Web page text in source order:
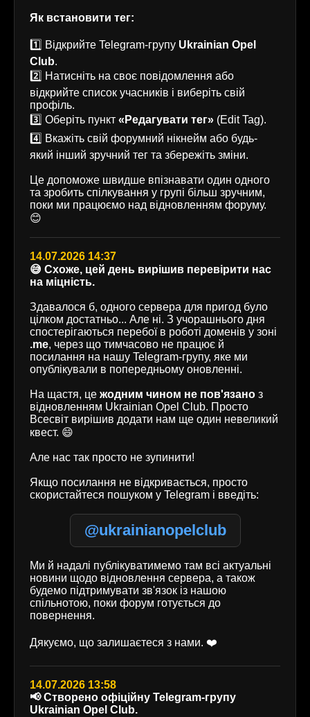
Як встановити тег:
1️⃣ Відкрийте Telegram-групу Ukrainian Opel
Club.
2️⃣ Натисніть на своє повідомлення або
відкрийте список учасників і виберіть свій
профіль.
3️⃣ Оберіть пункт «Редагувати тег» (Edit Tag).
4️⃣ Вкажіть свій форумний нікнейм або будь-
який інший зручний тег та збережіть зміни.
Це допоможе швидше впізнавати один одного
та зробить спілкування у групі більш зручним,
поки ми працюємо над відновленням форуму.
😊
14.07.2026 14:37
😅 Схоже, цей день вирішив перевірити нас
на міцність.
Здавалося б, одного сервера для пригод було
цілком достатньо... Але ні. З учорашнього дня
спостерігаються перебої в роботі доменів у зоні
.me, через що тимчасово не працює й
посилання на нашу Telegram-групу, яке ми
опублікували в попередньому оновленні.
На щастя, це жодним чином не пов'язано з
відновленням Ukrainian Opel Club. Просто
Всесвіт вирішив додати нам ще один невеликий
квест. 😄
Але нас так просто не зупинити!
Якщо посилання не відкривається, просто
скористайтеся пошуком у Telegram і введіть:
@ukrainianopelclub
Ми й надалі публікуватимемо там всі актуальні
новини щодо відновлення сервера, а також
будемо підтримувати зв'язок із нашою
спільнотою, поки форум готується до
повернення.
Дякуємо, що залишаєтеся з нами. ❤️
14.07.2026 13:58
📢 Створено офіційну Telegram-групу
Ukrainian Opel Club.